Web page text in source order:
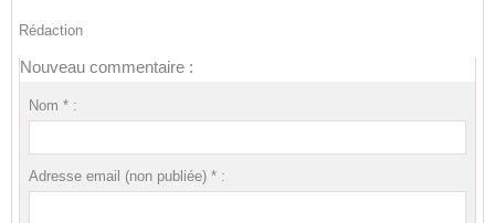
Rédaction
Nouveau commentaire :
Nom * :
Adresse email (non publiée) * :